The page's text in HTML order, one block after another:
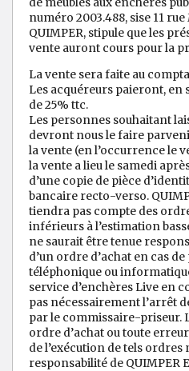
numéro 2003.488, sise 11
QUIMPER, stipule que les
vente auront cours pour la
La vente sera faite au
Les acquéreurs paieront, en
de 25% ttc.
Les personnes souhaitant
devront nous le faire
la vente (en l’occurrence le
la vente a lieu le samedi
d’une copie de pièce
bancaire recto-verso.
tiendra pas compte des
inférieurs à l’estimation
ne saurait être tenue
d’un ordre d’achat en cas
téléphonique ou
service d’enchères Live en
pas nécessairement l’arrêt
par le commissaire-priseur.
ordre d’achat ou toute
de l’exécution de tels ordres
responsabilité de QUIMPER